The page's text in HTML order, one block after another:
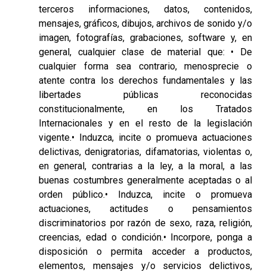
terceros informaciones, datos, contenidos,
mensajes, gráficos, dibujos, archivos de sonido y/o
imagen, fotografías, grabaciones, software y, en
general, cualquier clase de material que: • De
cualquier forma sea contrario, menosprecie o
atente contra los derechos fundamentales y las
libertades públicas reconocidas
constitucionalmente, en los Tratados
Internacionales y en el resto de la legislación
vigente.• Induzca, incite o promueva actuaciones
delictivas, denigratorias, difamatorias, violentas o,
en general, contrarias a la ley, a la moral, a las
buenas costumbres generalmente aceptadas o al
orden público.• Induzca, incite o promueva
actuaciones, actitudes o pensamientos
discriminatorios por razón de sexo, raza, religión,
creencias, edad o condición.• Incorpore, ponga a
disposición o permita acceder a productos,
elementos, mensajes y/o servicios delictivos,